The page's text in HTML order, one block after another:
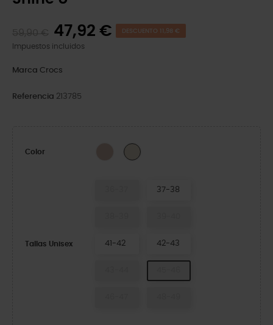
47,92 € DESCUENTO 11,98 €
Impuestos incluidos
Marca Crocs
Referencia 213785
Color Frappe
Tallas Unisex
37-38
41-42 42-43